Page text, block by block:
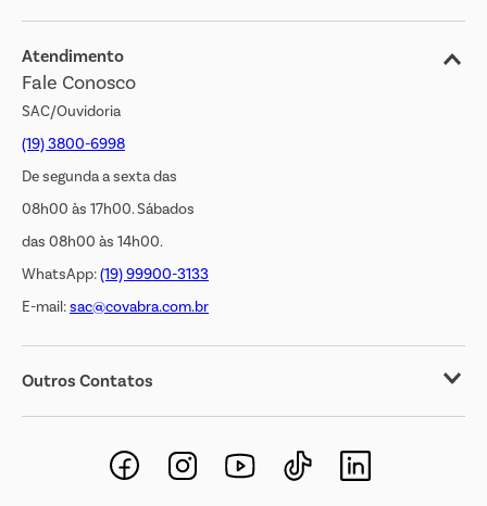
Jornal de Ofertas
Transparência Salarial
Atendimento
Fale Conosco
SAC/Ouvidoria
(19) 3800-6998
De segunda a sexta das
08h00 às 17h00. Sábados
das 08h00 às 14h00.
WhatsApp:(19) 99900-3133
E-mail:sac@covabra.com.br
Outros Contatos
Negócios Imobiliários
Novos Fornecedores